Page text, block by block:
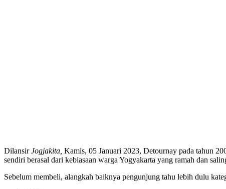
DilansirJogjakita, Kamis, 05 Januari 2023, Detournay pada tahun
sendiri berasal dari kebiasaan warga Yogyakarta yang ramah dan
Sebelum membeli, alangkah baiknya pengunjung tahu lebih dulu